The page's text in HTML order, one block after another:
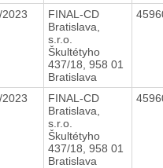
2023
FINAL-CD
Bratislava,
s.r.o.
Škultétyho
437/18, 958 01
Bratislava
2023
FINAL-CD
Bratislava,
s.r.o.
Škultétyho
437/18, 958 01
Bratislava